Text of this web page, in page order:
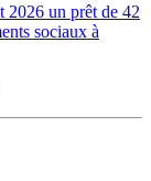
2026 un prêt de 42
sociaux à